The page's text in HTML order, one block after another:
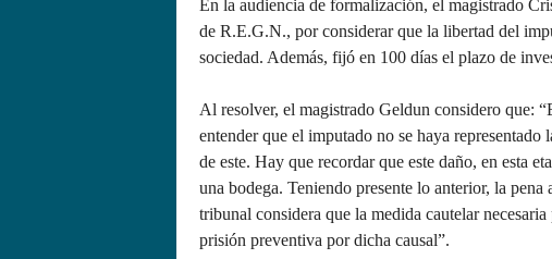
En la audiencia de formalización, el magistrado
de R.E.G.N., por considerar que la libertad del
sociedad. Además, fijó en 100 días el plazo de
Al resolver, el magistrado Geldun considero que:
entender que el imputado no se haya
de este. Hay que recordar que este daño, en esta
una bodega. Teniendo presente lo anterior, la
tribunal considera que la medida cautelar
prisión preventiva por dicha causal”.